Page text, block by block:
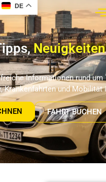
DE
Informationen rund um
Krankenfahrten und Mobilität
FAHRT BUCHEN